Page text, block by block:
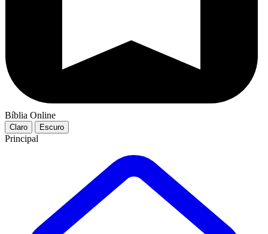
Bíblia Online
Claro Escuro
Principal